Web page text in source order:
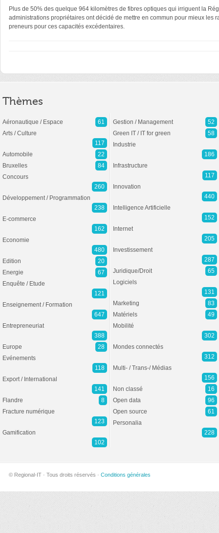
Plus de 50% des quelque 964 kilomètres de fibres optiques qui irriguent la
administrations propriétaires ont décidé de mettre en commun pour mieux les
preneurs pour ces capacités excédentaires.
Thèmes
Aéronautique / Espace
61
Arts / Culture
117
Automobile
22
Bruxelles
84
Concours
260
Développement / Programmation
238
E-commerce
162
Economie
480
Edition
20
Energie
67
Enquête / Etude
121
Enseignement / Formation
647
Entrepreneuriat
388
Europe
28
Evénements
118
Export / International
141
Flandre
8
Fracture numérique
123
Gamification
102
Gestion / Management
52
Green IT / IT for green
58
Industrie
186
Infrastructure
117
Innovation
440
Intelligence Artificielle
152
Internet
205
Investissement
287
Juridique/Droit
65
Logiciels
131
Marketing
83
Matériels
49
Mobilité
302
Mondes connectés
312
Multi- / Trans-/ Médias
156
Non classé
16
Open data
96
Open source
61
Personalia
228
© Regional-IT · Tous droits réservés · Conditions générales